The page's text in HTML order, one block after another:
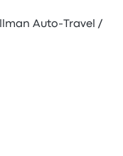
Auto-Travel /